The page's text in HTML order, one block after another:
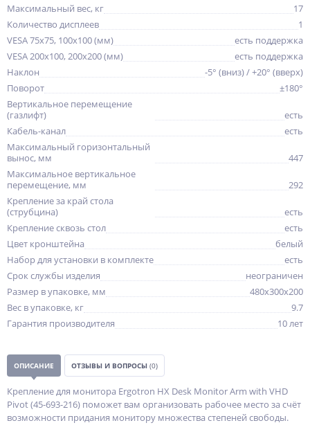
Максимальный вес, кг
17
Количество дисплеев
1
VESA 75x75, 100x100 (мм)
есть поддержка
VESA 200x100, 200x200 (мм)
есть поддержка
Наклон
-5° (вниз) / +20° (вверх)
Поворот
±180°
Вертикальное перемещение
(газлифт)
есть
Кабель-канал
есть
Максимальный горизонтальный
вынос, мм
447
Максимальное вертикальное
перемещение, мм
292
Крепление за край стола
(струбцина)
есть
Крепление сквозь стол
есть
Цвет кронштейна
белый
Набор для установки в комплекте
есть
Срок службы изделия
неограничен
Размер в упаковке, мм
480x300x200
Вес в упаковке, кг
9.7
Гарантия производителя
10 лет
ОПИСАНИЕ ОТЗЫВЫ И ВОПРОСЫ (0)
Крепление для монитора Ergotron HX Desk Monitor Arm with VHD
Pivot (45-693-216) поможет вам организовать рабочее место за счёт
возможности придания монитору множества степеней свободы.